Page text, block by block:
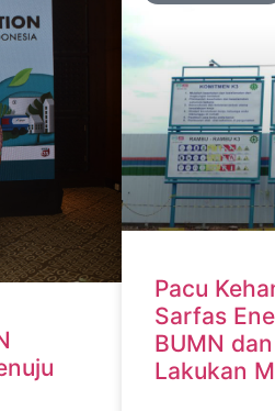
Pacu
Sarfas
BUMN
Lakukan